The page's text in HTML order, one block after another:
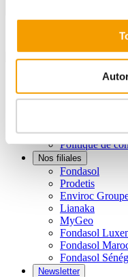
Vidéos
Mentions
Politique de
Nos filiales
Fondasol
Prodetis
Enviroc
Lianaka
MyGeo
Fondasol
Fondasol
Fondasol
Newsletter